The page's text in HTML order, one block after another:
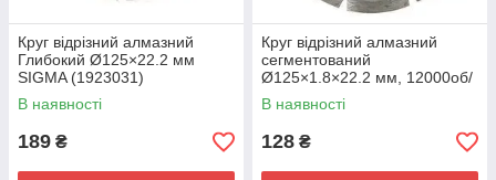
Круг відрізний алмазний
Глибокий Ø125×22.2 мм
SIGMA (1923031)
В наявності
189 ₴
Круг відрізний алмазний
сегментований
Ø125×1.8×22.2 мм, 12000об/
хв SIGMA (1922031)
В наявності
128 ₴